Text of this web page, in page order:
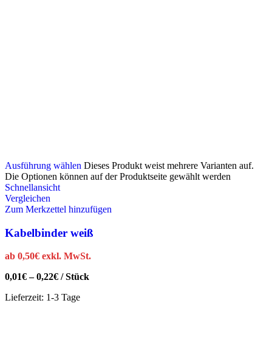
Ausführung wählen Dieses Produkt weist mehrere Varianten auf.
Die Optionen können auf der Produktseite gewählt werden
Schnellansicht
Vergleichen
Zum Merkzettel hinzufügen
Kabelbinder weiß
ab 0,50€ exkl. MwSt.
0,01€–0,22€ /Stück
Lieferzeit: 1-3 Tage